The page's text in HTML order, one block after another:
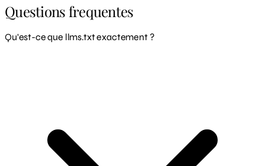
Questions frequentes
Qu'est-ce que llms.txt exactement ?